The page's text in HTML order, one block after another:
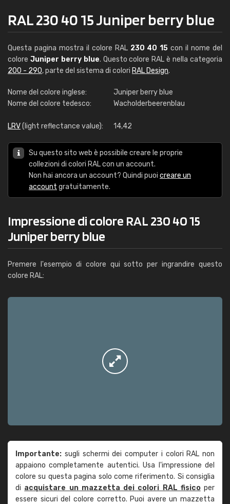
RAL 230 40 15 Juniper berry blue
Questa pagina mostra il colore RAL 230 40 15 con il nome del
colore Juniper berry blue. Questo colore RAL è nella categoria
200 - 290, parte del sistema di colori RAL Design.
Nome del colore inglese:
Juniper berry blue
Nome del colore tedesco:
Wacholderbeerenblau
LRV(light reflectance value): 14,42
Su questo sito web è possibile creare le proprie
collezioni di colori RAL con un account.
Non hai ancora un account? Quindi puoi creare un
account gratuitamente.
Impressione di colore RAL 230 40 15
Juniper berry blue
Premere l'esempio di colore qui sotto per ingrandire questo
colore RAL:
Importante: sugli schermi dei computer i colori RAL non
appaiono completamente autentici. Usa l'impressione del
colore su questa pagina solo come riferimento. Si consiglia
di acquistare un mazzetta dei colori RAL fisicoper
essere sicuri del colore corretto. Puoi avere un mazzetta